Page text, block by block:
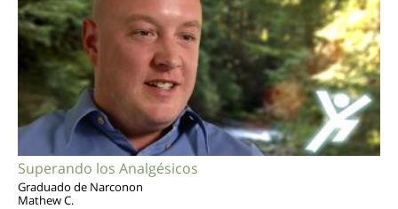
Superando los Analgésicos
Graduado de Narconon
Mathew C.